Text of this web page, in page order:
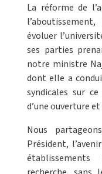
La réforme de
évoluer
ses parties
notre ministre
dont elle a
syndicales sur
d’une ouverture et
Nous
Président,